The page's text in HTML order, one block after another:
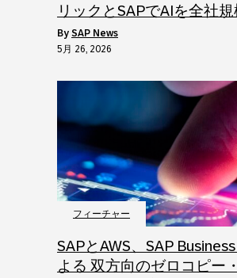
リックとSAPでAIを全社
by SAP News
5月 26, 2026
フィーチャー
SAPとAWS、SAP
よる 双方向のゼロコピー